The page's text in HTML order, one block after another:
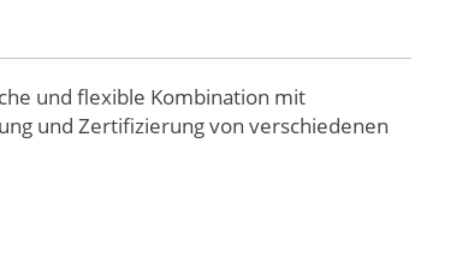
und flexible Kombination mit
und Zertifizierung von verschiedenen